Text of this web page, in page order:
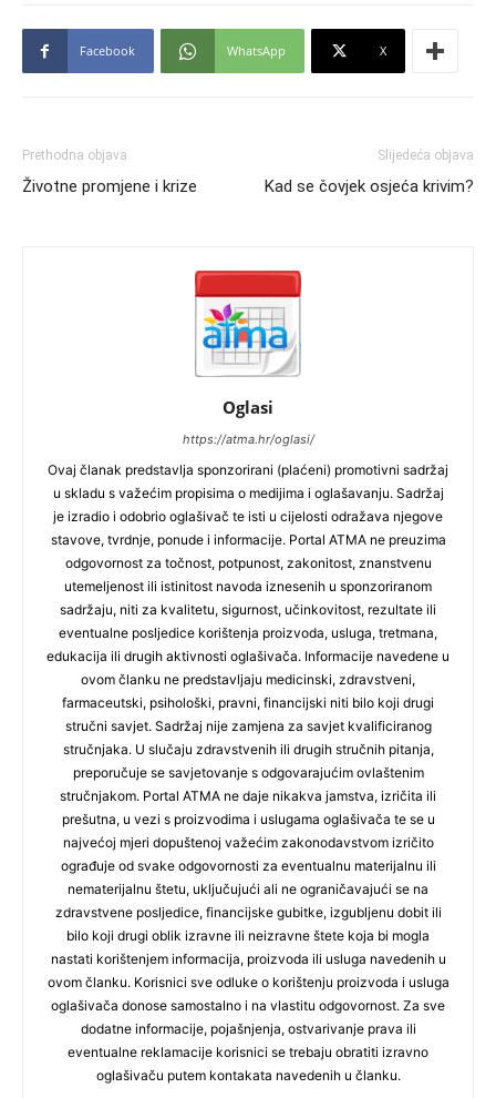
Facebook WhatsApp X
Prethodna objava
Životne promjene i krize
Slijedeća objava
Kad se čovjek osjeća krivim?
Oglasi
https://atma.hr/oglasi/
Ovaj članak predstavlja sponzorirani (plaćeni) promotivni sadržaj
u skladu s važećim propisima o medijima i oglašavanju. Sadržaj
je izradio i odobrio oglašivač te isti u cijelosti odražava njegove
stavove, tvrdnje, ponude i informacije. Portal ATMA ne preuzima
odgovornost za točnost, potpunost, zakonitost, znanstvenu
utemeljenost ili istinitost navoda iznesenih u sponzoriranom
sadržaju, niti za kvalitetu, sigurnost, učinkovitost, rezultate ili
eventualne posljedice korištenja proizvoda, usluga, tretmana,
edukacija ili drugih aktivnosti oglašivača. Informacije navedene u
ovom članku ne predstavljaju medicinski, zdravstveni,
farmaceutski, psihološki, pravni, financijski niti bilo koji drugi
stručni savjet. Sadržaj nije zamjena za savjet kvalificiranog
stručnjaka. U slučaju zdravstvenih ili drugih stručnih pitanja,
preporučuje se savjetovanje s odgovarajućim ovlaštenim
stručnjakom. Portal ATMA ne daje nikakva jamstva, izričita ili
prešutna, u vezi s proizvodima i uslugama oglašivača te se u
najvećoj mjeri dopuštenoj važećim zakonodavstvom izričito
ograđuje od svake odgovornosti za eventualnu materijalnu ili
nematerijalnu štetu, uključujući ali ne ograničavajući se na
zdravstvene posljedice, financijske gubitke, izgubljenu dobit ili
bilo koji drugi oblik izravne ili neizravne štete koja bi mogla
nastati korištenjem informacija, proizvoda ili usluga navedenih u
ovom članku. Korisnici sve odluke o korištenju proizvoda i usluga
oglašivača donose samostalno i na vlastitu odgovornost. Za sve
dodatne informacije, pojašnjenja, ostvarivanje prava ili
eventualne reklamacije korisnici se trebaju obratiti izravno
oglašivaču putem kontakata navedenih u članku.